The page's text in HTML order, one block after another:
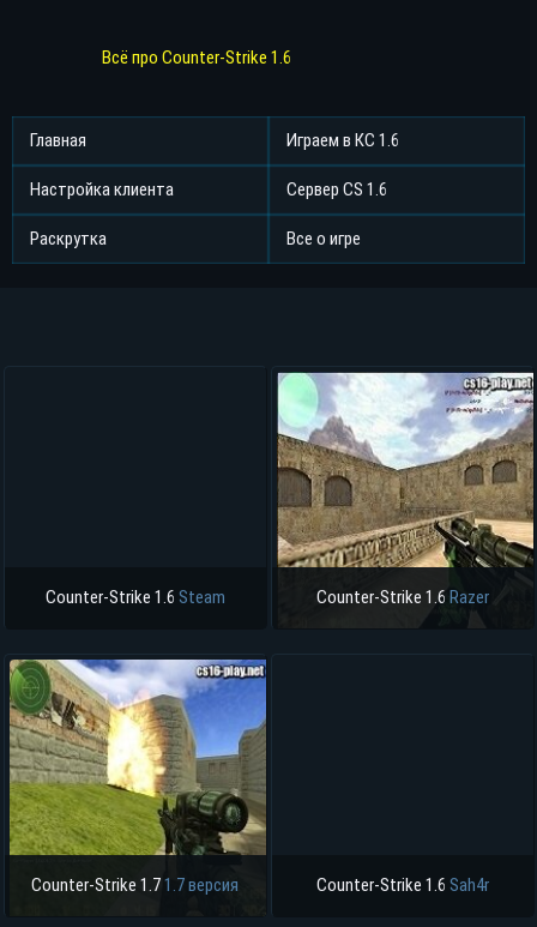
Всё про Counter-Strike 1.6
Главная Играем в КС 1.6
Настройка клиента Сервер CS 1.6
Раскрутка Все о игре
Counter-Strike 1.6 Steam Counter-Strike 1.6Razer
Counter-Strike 1.71.7 версия Counter-Strike 1.6 Sah4r